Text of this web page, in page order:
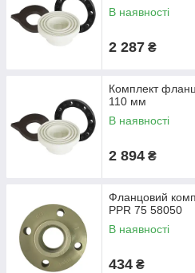
В наявності
2 287 ₴
Комплект
110 мм
В наявності
2 894 ₴
Фланцовий
PPR 75 58050
В наявності
434 ₴